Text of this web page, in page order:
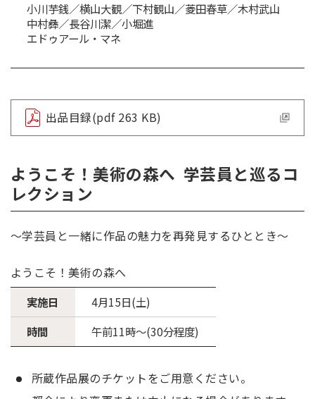
小川芋銭／横山大観／下村観山／菱田春草／木村武山
中村彝／長谷川潔／小堀進
エドゥアール・マネ
出品目録(pdf 263 KB)
ようこそ！美術の森へ 学芸員と巡るコ
レクション
～学芸員と一緒に作品の魅力を再発見するひととき～
ようこそ！美術の森へ
実施日
4月15日(土)
時間
午前11時～(30分程度)
所蔵作品展のチケットをご用意ください。